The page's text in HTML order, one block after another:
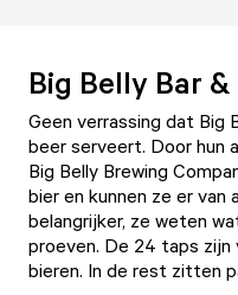
Big Belly Bar
Geen verrassing dat Big
beer serveert. Door hun
Big Belly Brewing
bier en kunnen ze er van
belangrijker, ze weten
proeven. De 24 taps
bieren. In de rest zitten